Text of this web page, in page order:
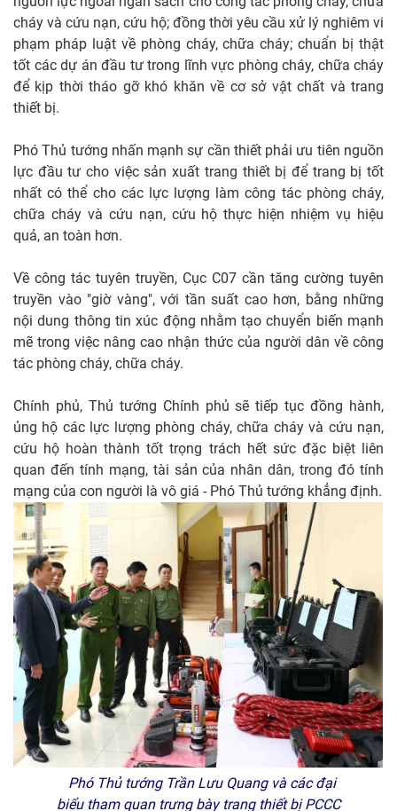
cháy và cứu nạn, cứu hộ; đồng thời yêu cầu xử lý nghiêm vi
phạm pháp luật về phòng cháy, chữa cháy; chuẩn bị thật
tốt các dự án đầu tư trong lĩnh vực phòng cháy, chữa cháy
để kịp thời tháo gỡ khó khăn về cơ sở vật chất và trang
thiết bị.
Phó Thủ tướng nhấn mạnh sự cần thiết phải ưu tiên nguồn
lực đầu tư cho việc sản xuất trang thiết bị để trang bị tốt
nhất có thể cho các lực lượng làm công tác phòng cháy,
chữa cháy và cứu nạn, cứu hộ thực hiện nhiệm vụ hiệu
quả, an toàn hơn.
Về công tác tuyên truyền, Cục C07 cần tăng cường tuyên
truyền vào "giờ vàng", với tần suất cao hơn, bằng những
nội dung thông tin xúc động nhằm tạo chuyển biến mạnh
mẽ trong việc nâng cao nhận thức của người dân về công
tác phòng cháy, chữa cháy.
Chính phủ, Thủ tướng Chính phủ sẽ tiếp tục đồng hành,
ủng hộ các lực lượng phòng cháy, chữa cháy và cứu nạn,
cứu hộ hoàn thành tốt trọng trách hết sức đặc biệt liên
quan đến tính mạng, tài sản của nhân dân, trong đó tính
mạng của con người là vô giá - Phó Thủ tướng khẳng định.
Phó Thủ tướng Trần Lưu Quang và các đại
biểu tham quan trưng bày trang thiết bị PCCC